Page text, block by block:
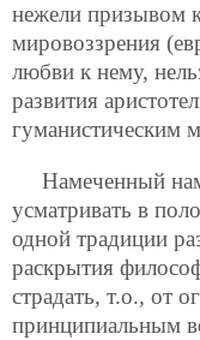
нежели призывом
мировоззрения
любви к нему,
развития
гуманистическим
Намеченный
усматривать в
одной традиции
раскрытия
страдать, т.о., от
принципиальным